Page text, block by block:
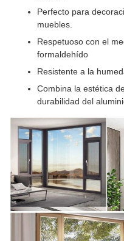
Perfecto para
muebles.
Respetuoso con el
formaldehído
Resistente a la
Combina la estética
durabilidad del